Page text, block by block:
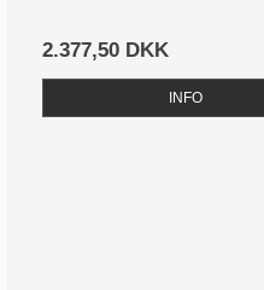
2.377,50 DKK
INFO